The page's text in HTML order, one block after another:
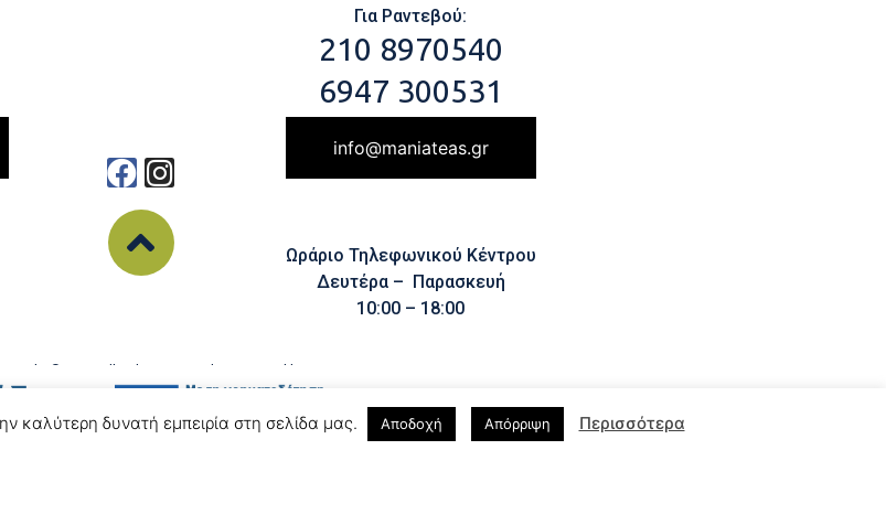
Για Ραντεβού:
210 8970540
6947 300531
info@maniateas.gr
Ωράριο Τηλεφωνικού Κέντρου
Δευτέρα – Παρασκευή
10:00 – 18:00
© All rights reserved – powered by
καλύτερη δυνατή εμπειρία στη σελίδα μας. Αποδοχή Απόρριψη Περισσότερα